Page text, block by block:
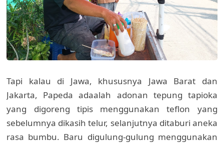
Tapi kalau di Jawa, khususnya Jawa Barat dan
Jakarta, Papeda adaalah adonan tepung tapioka
yang digoreng tipis menggunakan teflon yang
sebelumnya dikasih telur, selanjutnya ditaburi aneka
rasa bumbu. Baru digulung-gulung menggunakan